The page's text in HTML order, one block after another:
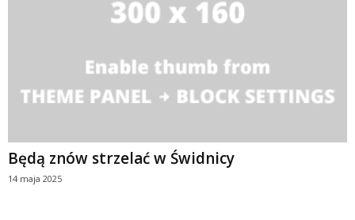
Będą znów strzelać w Świdnicy
14 maja 2025